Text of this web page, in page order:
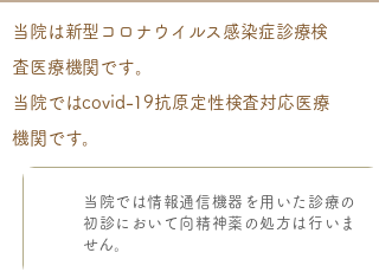
当院は新型コロナウイルス感染症診療検
査医療機関です。
当院ではcovid-19抗原定性検査対応医療
機関です。
当院では情報通信機器を用いた診療の
初診において向精神薬の処方は行いま
せん。